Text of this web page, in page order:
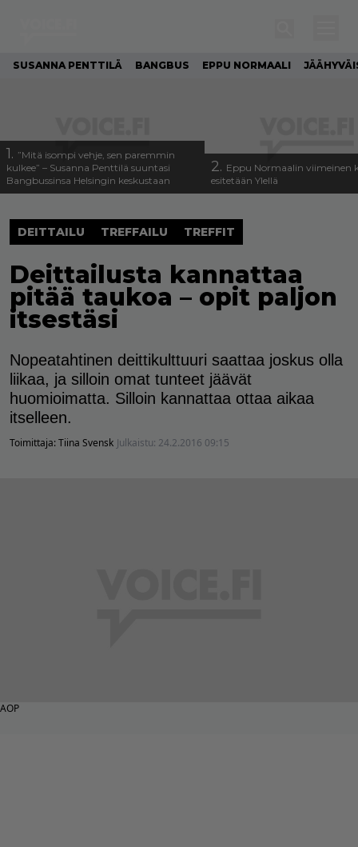
SUSANNA PENTTILÄ BANGBUS EPPU NORMAALI
1. ”Mitä isompi vehje, sen paremmin
kulkee” – Susanna Penttilä suuntasi
Bangbussinsa Helsingin keskustaan
2. Eppu Normaalin viimeinen
esitetään Ylellä
DEITTAILU TREFFAILU TREFFIT
Deittailusta kannattaa
pitää taukoa – opit paljon
itsestäsi
Nopeatahtinen deittikulttuuri saattaa joskus olla
liikaa, ja silloin omat tunteet jäävät
huomioimatta. Silloin kannattaa ottaa aikaa
itselleen.
Toimittaja:Tiina Svensk Julkaistu: 24.2.2016 09:15
AOP